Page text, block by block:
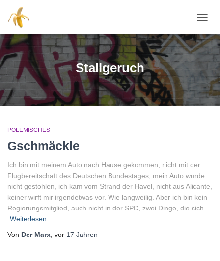
Stallgeruch
POLEMISCHES
Gschmäckle
Ich bin mit meinem Auto nach Hause gekommen, nicht mit der
Flugbereitschaft des Deutschen Bundestages, mein Auto wurde
nicht gestohlen, ich kam vom Strand der Havel, nicht aus Alicante,
keiner wirft mir irgendetwas vor. Wie langweilig. Aber ich bin kein
Regierungsmitglied, auch nicht in der SPD, zwei Dinge, die sich
Weiterlesen
Von Der Marx , vor 17 Jahren